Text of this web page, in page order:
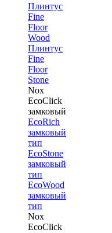
Плинтус
Fine
Floor
Wood
Плинтус
Fine
Floor
Stone
Nox
EcoClick
замковый
EcoRich
замковый
тип
EcoStone
замковый
тип
EcoWood
замковый
тип
Nox
EcoClick